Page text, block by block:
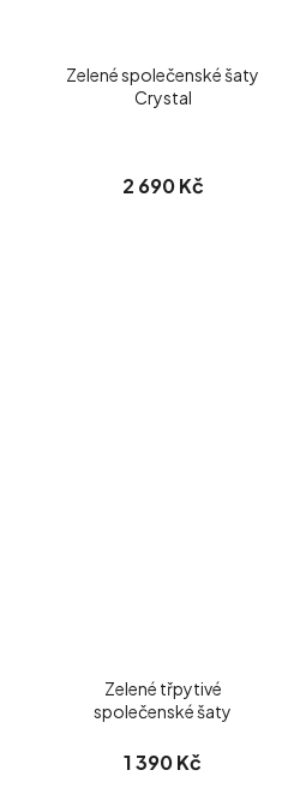
Zelené společenské šaty
Crystal
2 690 Kč
Zelené třpytivé
společenské šaty
1 390 Kč